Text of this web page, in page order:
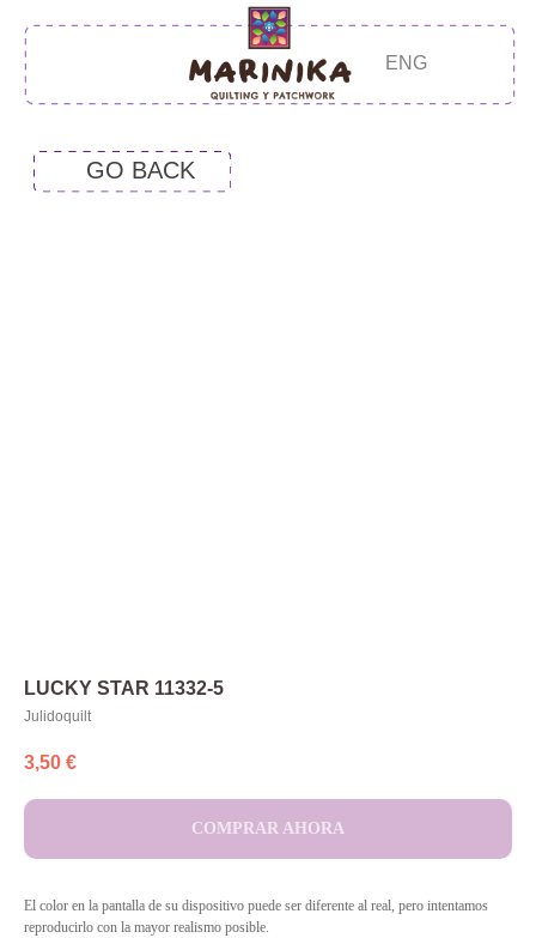
LUCKY STAR 11332-5
Julidoquilt
3,50 €
COMPRAR AHORA
El color en la pantalla de su dispositivo puede ser diferente al real, pero intentamos
reproducirlo con la mayor realismo posible.